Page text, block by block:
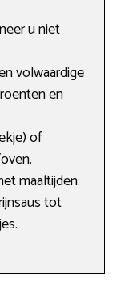
u niet
volwaardige
en
of
maaltijden:
tot